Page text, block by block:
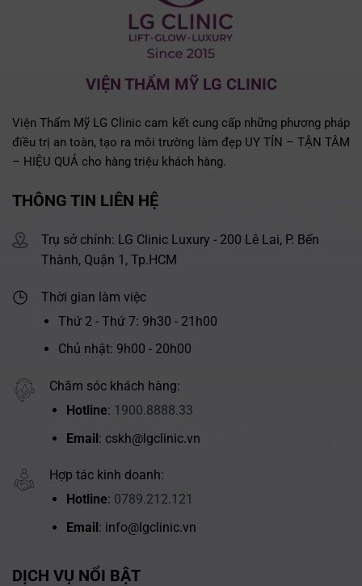
VIỆN THẨM MỸ LG CLINIC
Viện Thẩm Mỹ LG Clinic cam kết cung cấp những phương pháp
điều trị an toàn, tạo ra môi trường làm đẹp UY TÍN – TẬN TÂM
– HIỆU QUẢ cho hàng triệu khách hàng.
THÔNG TIN LIÊN HỆ
Trụ sở chính: LG Clinic Luxury - 200 Lê Lai, P. Bến
Thành, Quận 1, Tp.HCM
Thời gian làm việc
Thứ 2 - Thứ 7: 9h30 - 21h00
Chủ nhật: 9h00 - 20h00
Chăm sóc khách hàng:
Hotline: 1900.8888.33
Email: cskh@lgclinic.vn
Hợp tác kinh doanh:
Hotline: 0789.212.121
Email: info@lgclinic.vn
DỊCH VỤ NỔI BẬT